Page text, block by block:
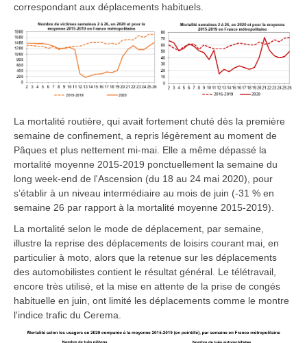
correspondant aux déplacements habituels.
La mortalité routière, qui avait fortement chuté dès la première
semaine de confinement, a repris légèrement au moment de
Pâques et plus nettement mi-mai. Elle a même dépassé la
mortalité moyenne 2015-2019 ponctuellement la semaine du
long week-end de l'Ascension (du 18 au 24 mai 2020), pour
s’établir à un niveau intermédiaire au mois de juin (-31 % en
semaine 26 par rapport à la mortalité moyenne 2015-2019).
La mortalité selon le mode de déplacement, par semaine,
illustre la reprise des déplacements de loisirs courant mai, en
particulier à moto, alors que la retenue sur les déplacements
des automobilistes contient le résultat général. Le télétravail,
encore très utilisé, et la mise en attente de la prise de congés
habituelle en juin, ont limité les déplacements comme le montre
l'indice trafic du Cerema.